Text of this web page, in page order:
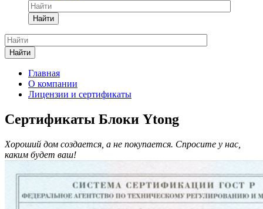
Найти
Найти
Главная
О компании
Лицензии и сертификаты
Сертификаты Блоки Ytong
Хороший дом создается, а не покупается. Спросите у нас,
каким будет ваш!